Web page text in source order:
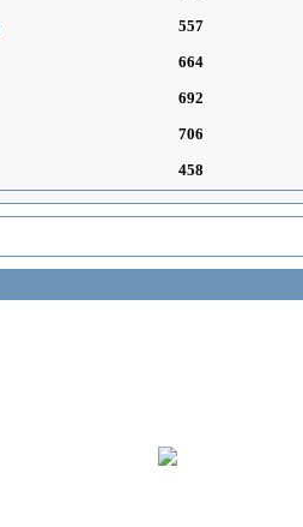
557
664
692
706
458